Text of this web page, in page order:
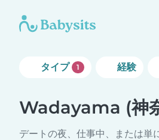
タイプ 1 経験
Wadayama (神
デートの夜、仕事中、または単